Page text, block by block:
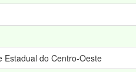
Estadual do Centro-Oeste